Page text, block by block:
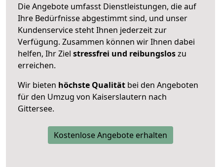
Die Angebote umfasst Dienstleistungen, die auf
Ihre Bedürfnisse abgestimmt sind, und unser
Kundenservice steht Ihnen jederzeit zur
Verfügung. Zusammen können wir Ihnen dabei
helfen, Ihr Ziel stressfrei und reibungsloszu
erreichen.
Wir bieten höchste Qualität bei den Angeboten
für den Umzug von Kaiserslautern nach
Gittersee.
Kostenlose Angebote erhalten